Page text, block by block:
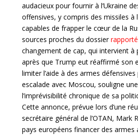
audacieux pour fournir à l’Ukraine
offensives, y compris des missiles à
capables de frapper le cœur de la
sources proches du dossier
changement de cap, qui intervient à
après que Trump eut réaffirmé son
limiter l’aide à des armes
escalade avec Moscou, souligne
l’imprévisibilité chronique de sa
Cette annonce, prévue lors d’une
secrétaire général de l’OTAN, Mark
pays européens financer des armes